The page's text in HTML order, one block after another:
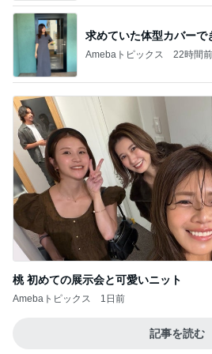
桃 初めての展示会と可愛いニット
Amebaトピックス 1日前
記事を読む
Amebaトピックス 21時間前